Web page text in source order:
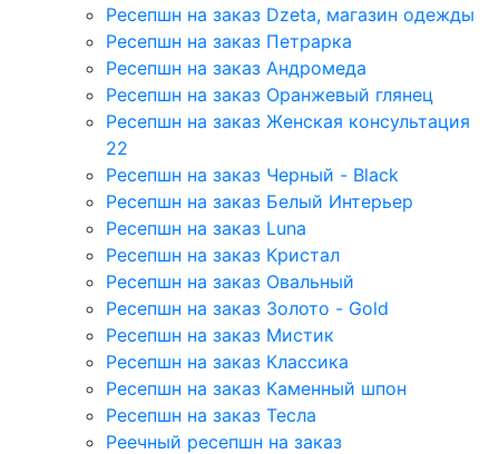
Ресепшн на заказ Dzeta, магазин одежды
Ресепшн на заказ Петрарка
Ресепшн на заказ Андромеда
Ресепшн на заказ Оранжевый глянец
Ресепшн на заказ Женская консультация
22
Ресепшн на заказ Черный - Black
Ресепшн на заказ Белый Интерьер
Ресепшн на заказ Luna
Ресепшн на заказ Кристал
Ресепшн на заказ Овальный
Ресепшн на заказ Золото - Gold
Ресепшн на заказ Мистик
Ресепшн на заказ Классика
Ресепшн на заказ Каменный шпон
Ресепшн на заказ Тесла
Реечный ресепшн на заказ